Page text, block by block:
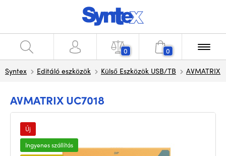
0 0
Syntex Editáló eszközök Külső Eszközök USB/TB AVMATRIX
AVMATRIX UC7018
Új
Ingyenes szállítás